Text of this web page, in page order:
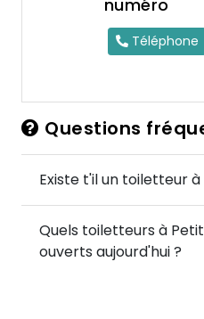
numéro
Téléphone
Questions
Existe t'il un toiletteur
Quels toiletteurs à
ouverts aujourd'hui ?